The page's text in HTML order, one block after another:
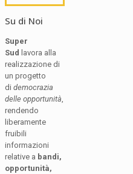
Su di Noi
Super
Sud lavora alla
realizzazione di
un progetto
di democrazia
delle opportunità
rendendo
liberamente
fruibili
informazioni
relative a bandi,
opportunità,